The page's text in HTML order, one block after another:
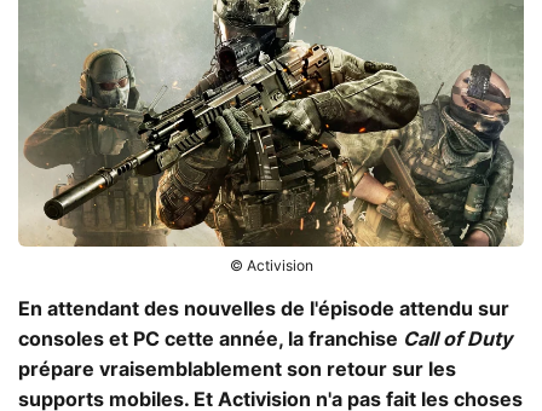
© Activision
En attendant des nouvelles de l'épisode attendu sur
consoles et PC cette année, la franchise Call of Duty
prépare vraisemblablement son retour sur les
supports mobiles. Et Activision n'a pas fait les choses